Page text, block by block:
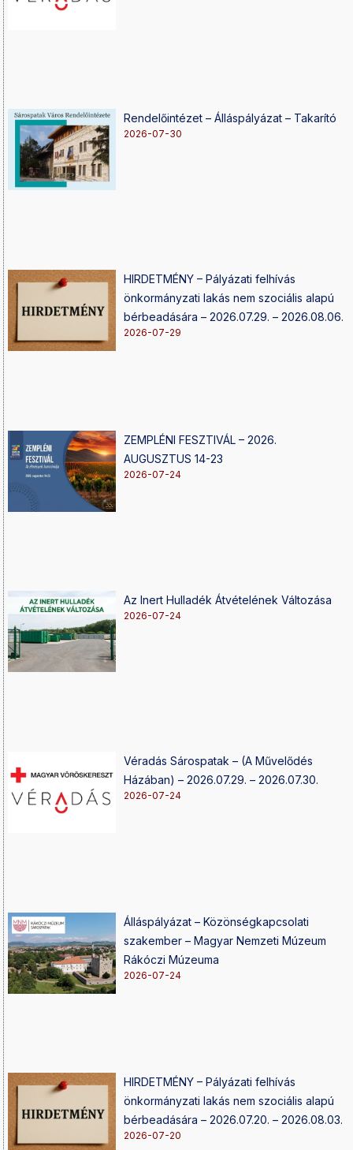
Rendelőintézet – Álláspályázat – Takarító
2026-07-30
HIRDETMÉNY – Pályázati felhívás
önkormányzati lakás nem szociális alapú
bérbeadására – 2026.07.29. – 2026.08.06.
2026-07-29
ZEMPLÉNI FESZTIVÁL – 2026.
AUGUSZTUS 14-23
2026-07-24
Az Inert Hulladék Átvételének Változása
2026-07-24
Véradás Sárospatak – (A Művelődés
Házában) – 2026.07.29. – 2026.07.30.
2026-07-24
Álláspályázat – Közönségkapcsolati
szakember – Magyar Nemzeti Múzeum
Rákóczi Múzeuma
2026-07-24
HIRDETMÉNY – Pályázati felhívás
önkormányzati lakás nem szociális alapú
bérbeadására – 2026.07.20. – 2026.08.03.
2026-07-20